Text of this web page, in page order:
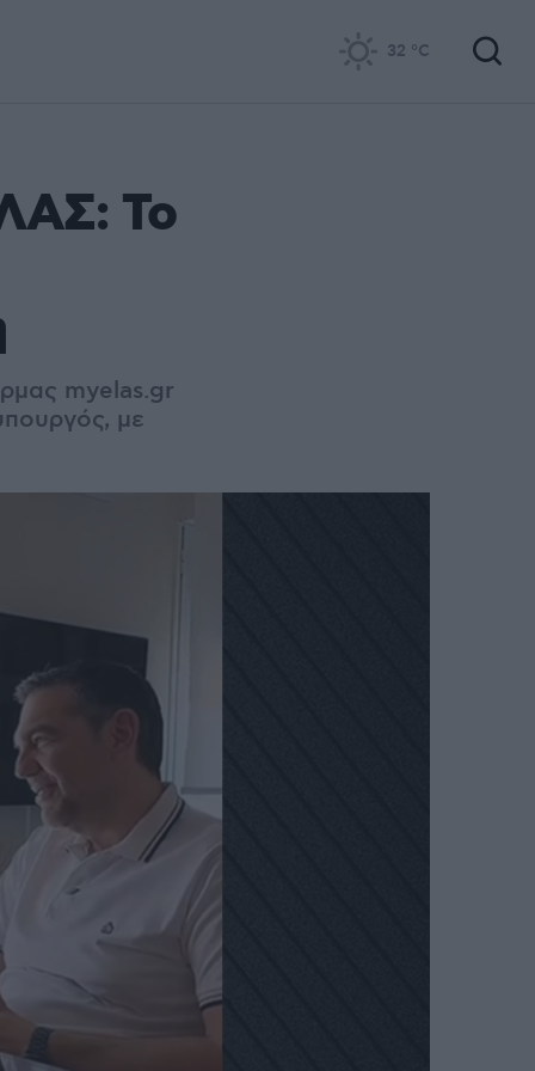
32 °C
Το
myelas.gr
με